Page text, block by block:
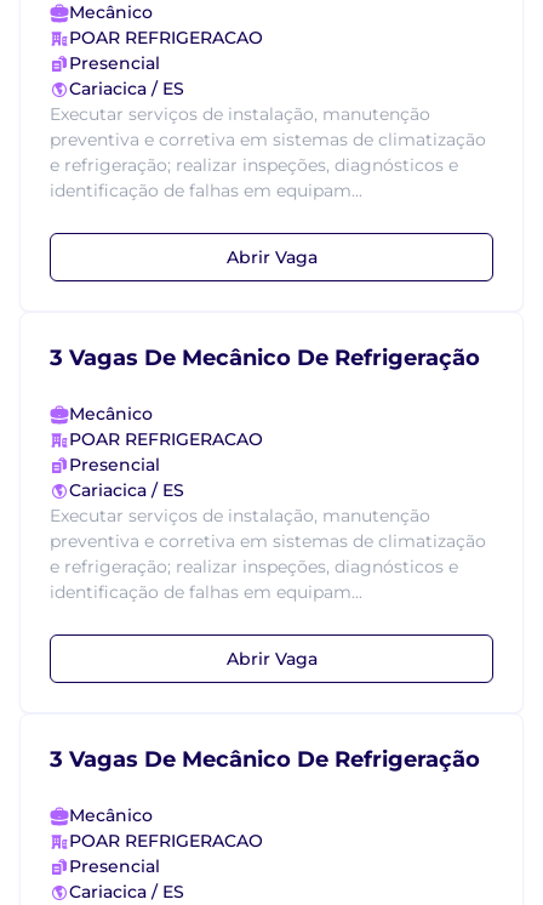
Mecânico
POAR REFRIGERACAO
Presencial
Cariacica / ES
Executar serviços de instalação, manutenção
preventiva e corretiva em sistemas de climatização
e refrigeração; realizar inspeções, diagnósticos e
identificação de falhas em equipam...
Abrir Vaga
3 Vagas De Mecânico De Refrigeração
Mecânico
POAR REFRIGERACAO
Presencial
Cariacica / ES
Executar serviços de instalação, manutenção
preventiva e corretiva em sistemas de climatização
e refrigeração; realizar inspeções, diagnósticos e
identificação de falhas em equipam...
Abrir Vaga
3 Vagas De Mecânico De Refrigeração
Mecânico
POAR REFRIGERACAO
Presencial
Cariacica / ES